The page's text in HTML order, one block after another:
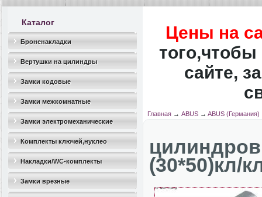
Каталог
Броненакладки
Вертушки на цилиндры
Замки кодовые
Замки межкомнатные
Замки электромеханические
Комплекты ключей,нуклео
Накладки/WC-комплекты
Замки врезные
Цены на
того,чтобы
сайте,
Главная→ ABUS→ ABUS (Германия)
(30*50)кл/